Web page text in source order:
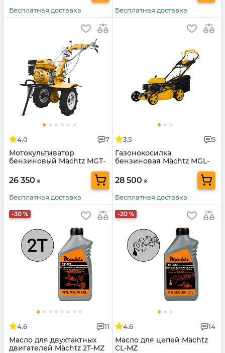
Бесплатная доставка Бесплатная доставка
4.0 7
Мотокультиватор
бензиновый Mächtz MGT-
26 350 ₴
Бесплатная доставка
3.5 5
Газонокосилка
бензиновая Mächtz MGL-
28 500 ₴
Бесплатная доставка
-30 %
4.6 11
Масло для двухтактных
двигателей Mächtz 2T-MZ
-20 %
4.6 14
Масло для цепей Mächtz
CL-MZ